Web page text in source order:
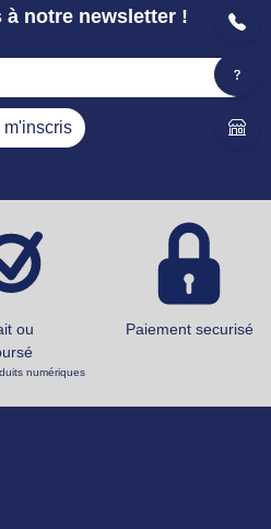
à notre newsletter !
m'inscris
ou
numériques
Paiement securisé